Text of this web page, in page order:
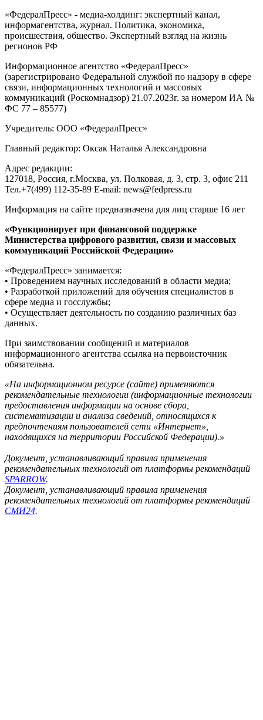
«ФедералПресс» - медиа-холдинг: экспертный канал,
информагентства, журнал. Политика, экономика,
происшествия, общество. Экспертный взгляд на жизнь
регионов РФ
Информационное агентство «ФедералПресс»
(зарегистрировано Федеральной службой по надзору в сфере
связи, информационных технологий и массовых
коммуникаций (Роскомнадзор) 21.07.2023г. за номером ИА №
ФС 77 – 85577)
Учредитель: ООО «ФедералПресс»
Главный редактор: Оксак Наталья Александровна
Адрес редакции:
127018, Россия, г.Москва, ул. Полковая, д. 3, стр. 3, офис 211
Тел.+7(499) 112-35-89 E-mail: news@fedpress.ru
Информация на сайте предназначена для лиц старше 16 лет
«Функционирует при финансовой поддержке
Министерства цифрового развития, связи и массовых
коммуникаций Российской Федерации»
«ФедералПресс» занимается:
• Проведением научных исследований в области медиа;
• Разработкой приложений для обучения специалистов в
сфере медиа и госслужбы;
• Осуществляет деятельность по созданию различных баз
данных.
При заимствовании сообщений и материалов
информационного агентства ссылка на первоисточник
обязательна.
«На информационном ресурсе (сайте) применяются
рекомендательные технологии (информационные технологии
предоставления информации на основе сбора,
систематизации и анализа сведений, относящихся к
предпочтениям пользователей сети «Интернет»,
находящихся на территории Российской Федерации).»
Документ, устанавливающий правила применения
рекомендательных технологий от платформы рекомендаций
SPARROW.
Документ, устанавливающий правила применения
рекомендательных технологий от платформы рекомендаций
СМИ24.